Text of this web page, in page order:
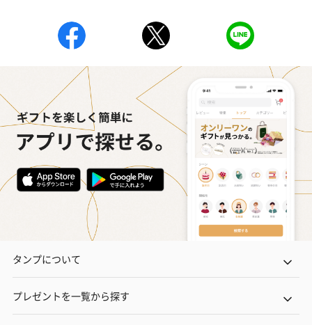
タンプについて
プレゼントを一覧から探す